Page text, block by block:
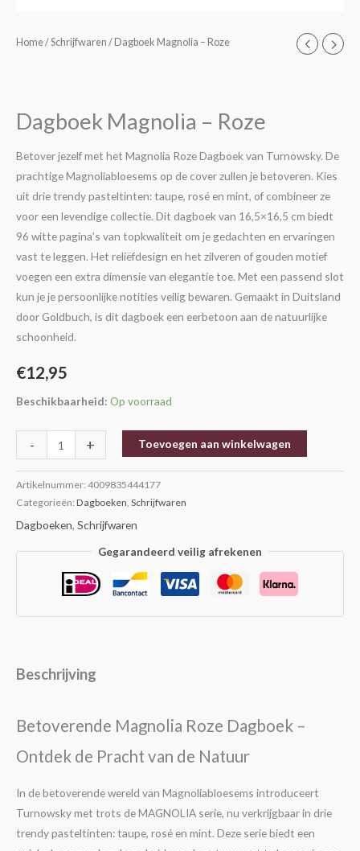
Home/Schrijfwaren / Dagboek Magnolia – Roze
Dagboek Magnolia – Roze
Betover jezelf met het Magnolia Roze Dagboek van Turnowsky. De
prachtige Magnoliabloesems op de cover zullen je betoveren. Kies
uit drie trendy pasteltinten: taupe, rosé en mint, of combineer ze
voor een levendige collectie. Dit dagboek van 16,5×16,5 cm biedt
96 witte pagina’s van topkwaliteit om je gedachten en ervaringen
vast te leggen. Het reliëfdesign en het zilveren of gouden motief
voegen een extra dimensie van elegantie toe. Met een passend slot
kun je je persoonlijke notities veilig bewaren. Gemaakt in Duitsland
door Goldbuch, is dit dagboek een eerbetoon aan de natuurlijke
schoonheid.
€12,95
Beschikbaarheid: Op voorraad
-
Dagboek
aantal
+ Toevoegen aan winkelwagen
Artikelnummer: 4009835444177
Categorieën: Dagboeken, Schrijfwaren
Dagboeken, Schrijfwaren
Gegarandeerd veilig afrekenen
Beschrijving
Betoverende Magnolia Roze Dagboek –
Ontdek de Pracht van de Natuur
In de betoverende wereld van Magnoliabloesems introduceert
Turnowsky met trots de MAGNOLIA serie, nu verkrijgbaar in drie
trendy pasteltinten: taupe, rosé en mint. Deze serie biedt een